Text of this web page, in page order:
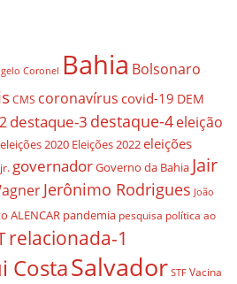
Coronel Bahia Bolsonaro
CMS coronavírus covid-19 DEM
destaque-3 destaque-4eleição
eleições 2020 Eleições 2022eleições
governadorGoverno da Bahia Jair
Jerônimo Rodrigues João
ALENCAR pandemia pesquisa política ao
relacionada-1
CostaSalvador STF Vacina